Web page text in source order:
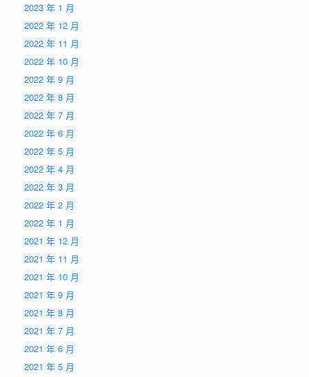
2023 年 1 月
2022 年 12 月
2022 年 11 月
2022 年 10 月
2022 年 9 月
2022 年 8 月
2022 年 7 月
2022 年 6 月
2022 年 5 月
2022 年 4 月
2022 年 3 月
2022 年 2 月
2022 年 1 月
2021 年 12 月
2021 年 11 月
2021 年 10 月
2021 年 9 月
2021 年 8 月
2021 年 7 月
2021 年 6 月
2021 年 5 月